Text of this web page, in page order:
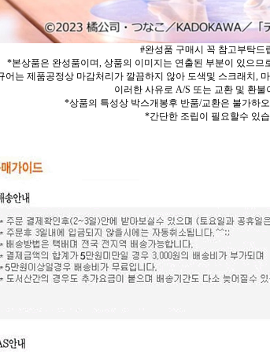
#완성품 구매시 꼭 참고부탁드
*본상품은 완성품이며, 상품의 이미지는 연출된 부분이 있으므
어는 제품공정상 마감처리가 깔끔하지 않아 도색및 스크래치,
이러한 사유로 A/S 또는 교환 및 환불
*상품의 특성상 박스개봉후 반품/교환은 불가하
*간단한 조립이 필요할수 있